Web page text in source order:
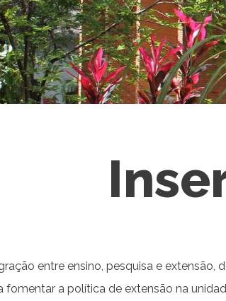
entre ensino, pesquisa e
fomentar a política de extensão na